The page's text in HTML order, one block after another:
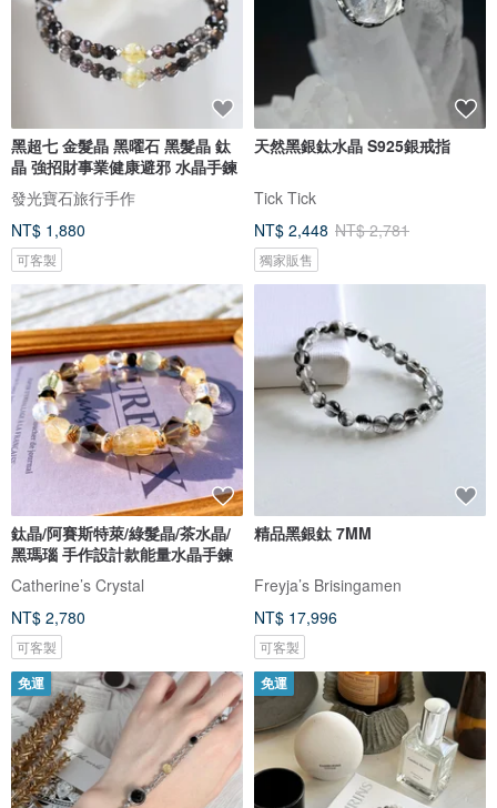
黑超七 金髮晶 黑曜石 黑髮晶 鈦
晶 強招財事業健康避邪 水晶手鍊
發光寶石旅行手作
NT$ 1,880
可客製
天然黑銀鈦水晶 S925銀戒指
Tick Tick
NT$ 2,448 NT$ 2,781
獨家販售
鈦晶/阿賽斯特萊/綠髮晶/茶水晶/
黑瑪瑙 手作設計款能量水晶手鍊
Catherine’s Crystal
NT$ 2,780
可客製
精品黑銀鈦 7MM
Freyja’s Brisingamen
NT$ 17,996
可客製
免運 免運